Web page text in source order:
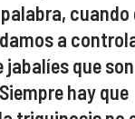
cuando
a
jabalíes que son
hay que